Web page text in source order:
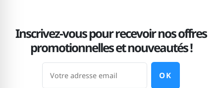
Inscrivez-vous pour recevoir nos offres
promotionnelles et nouveautés !
OK